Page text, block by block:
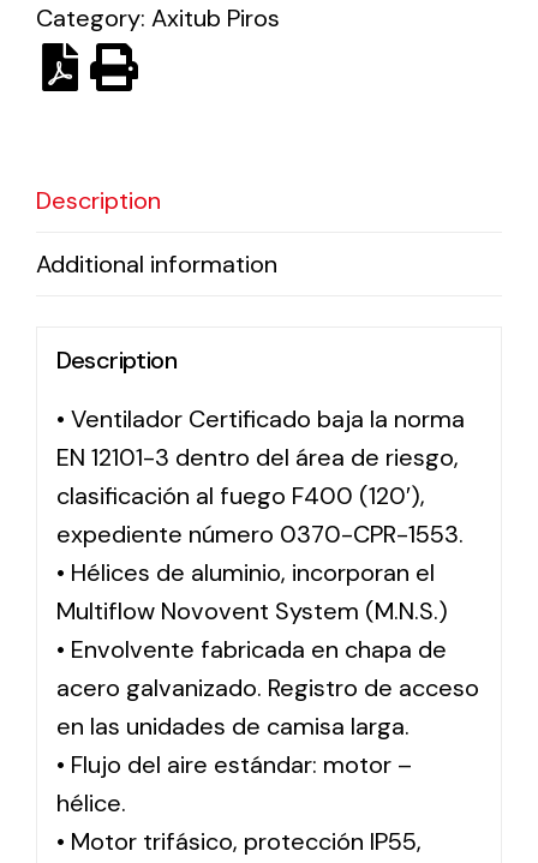
Solar lighting
Category: Axitub Piros
Description
Additional information
Description
• Ventilador Certificado baja la norma
EN 12101-3 dentro del área de riesgo,
clasificación al fuego F400 (120′),
expediente número 0370-CPR-1553.
• Hélices de aluminio, incorporan el
Multiflow Novovent System (M.N.S.)
• Envolvente fabricada en chapa de
acero galvanizado. Registro de acceso
en las unidades de camisa larga.
• Flujo del aire estándar: motor –
hélice.
• Motor trifásico, protección IP55,